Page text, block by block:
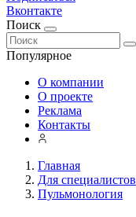
Вконтакте
Поиск
Популярное
О компании
О проекте
Реклама
Контакты
Главная
Для специалистов
Пульмонология